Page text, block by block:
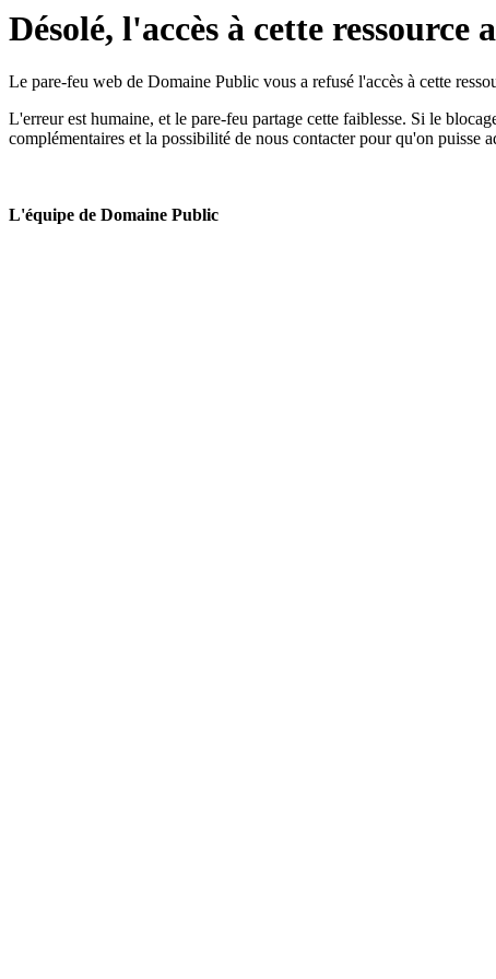
Désolé, l'accès à cette ressource
Le pare-feu web de Domaine Public vous a refusé l'accès à cette
L'erreur est humaine, et le pare-feu partage cette faiblesse. Si le
complémentaires et la possibilité de nous contacter pour qu'on puisse
L'équipe de Domaine Public